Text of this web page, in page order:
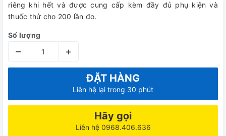
riêng khi hết và được cung cấp kèm đầy đủ phụ kiện và
thuốc thử cho 200 lần đo.
Số lượng
– +
ĐẶT HÀNG
Liên hệ lại trong 30 phút
Hãy gọi
Liên hệ 0968.406.636